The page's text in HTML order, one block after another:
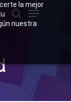
la mejor
nuestra
buscar
Menu